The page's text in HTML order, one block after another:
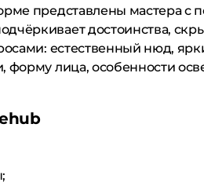
представлены мастера
достоинства,
естественный нюд,
форму лица, особенности